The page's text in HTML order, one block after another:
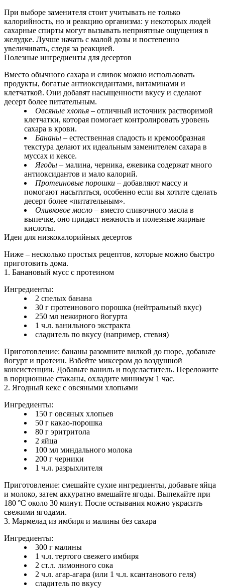
При выборе заменителя стоит учитывать не только
калорийность, но и реакцию организма: у некоторых людей
сахарные спирты могут вызывать неприятные ощущения в
желудке. Лучше начать с малой дозы и постепенно
увеличивать, следя за реакцией.
Полезные ингредиенты для десертов
Вместо обычного сахара и сливок можно использовать
продукты, богатые антиоксидантами, витаминами и
клетчаткой. Они добавят насыщенности вкусу и сделают
десерт более питательным.
Овсяные хлопья – отличный источник растворимой
клетчатки, которая помогает контролировать уровень
сахара в крови.
Бананы – естественная сладость и кремообразная
текстура делают их идеальным заменителем сахара в
муссах и кексе.
Ягоды – малина, черника, ежевика содержат много
антиоксидантов и мало калорий.
Протеиновые порошки – добавляют массу и
помогают насытиться, особенно если вы хотите сделать
десерт более «питательным».
Оливковое масло – вместо сливочного масла в
выпечке, оно придаст нежность и полезные жирные
кислоты.
Идеи для низкокалорийных десертов
Ниже – несколько простых рецептов, которые можно быстро
приготовить дома.
1. Банановый мусс с протеином
Ингредиенты:
2 спелых банана
30 г протеинового порошка (нейтральный вкус)
250 мл нежирного йогурта
1 ч.л. ванильного экстракта
сладитель по вкусу (например, стевия)
Приготовление: бананы разомните вилкой до пюре, добавьте
йогурт и протеин. Взбейте миксером до воздушной
консистенции. Добавьте ваниль и подсластитель. Переложите
в порционные стаканы, охладите минимум 1 час.
2. Ягодный кекс с овсяными хлопьями
Ингредиенты:
150 г овсяных хлопьев
50 г какао-порошка
80 г эритритола
2 яйца
100 мл миндального молока
200 г черники
1 ч.л. разрыхлителя
Приготовление: смешайте сухие ингредиенты, добавьте яйца
и молоко, затем аккуратно вмешайте ягоды. Выпекайте при
180 °C около 30 минут. После остывания можно украсить
свежими ягодами.
3. Мармелад из имбиря и малины без сахара
Ингредиенты:
300 г малины
1 ч.л. тертого свежего имбиря
2 ст.л. лимонного сока
2 ч.л. агар-агара (или 1 ч.л. ксантанового геля)
сладитель по вкусу